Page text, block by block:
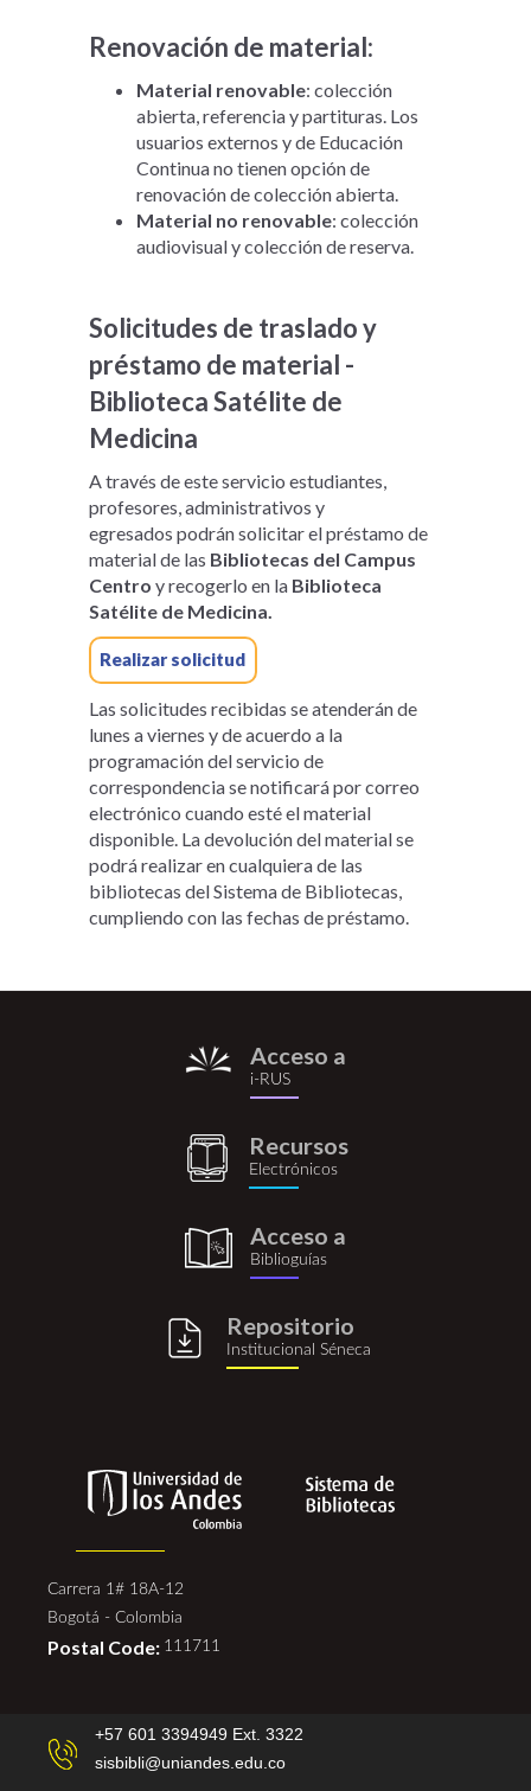
Renovación de material:
Material renovable: colección
abierta, referencia y partituras. Los
usuarios externos y de Educación
Continua no tienen opción de
renovación de colección abierta.
Material no renovable: colección
audiovisual y colección de reserva.
Solicitudes de traslado y
préstamo de material -
Biblioteca Satélite de
Medicina
A través de este servicio estudiantes,
profesores, administrativos y
egresados podrán solicitar el préstamo de
material de las Bibliotecas del Campus
Centro y recogerlo en la Biblioteca
Satélite de Medicina.
Realizar solicitud
Las solicitudes recibidas se atenderán de
lunes a viernes y de acuerdo a la
programación del servicio de
correspondencia se notificará por correo
electrónico cuando esté el material
disponible. La devolución del material se
podrá realizar en cualquiera de las
bibliotecas del Sistema de Bibliotecas,
cumpliendo con las fechas de préstamo.
i-
rus.png
Acceso a
i-RUS
recursos_electronicos.png
Recursos
Electrónicos
biblioguia.png
Acceso a
Biblioguías
Repositorio
Institucional Séneca
Carrera 1# 18A-12
Bogotá - Colombia
Postal Code: 111711
+57 601 3394949 Ext. 3322
sisbibli@uniandes.edu.co